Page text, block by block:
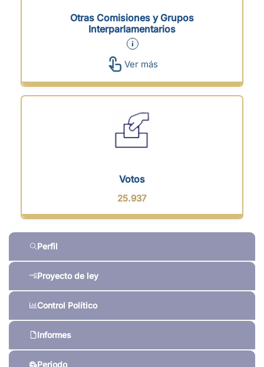
Perfil
Proyecto de ley
Control Político
Informes
Periodo
Otras Comisiones y Grupos
Interparlamentarios
Ver más
Votos
25.937